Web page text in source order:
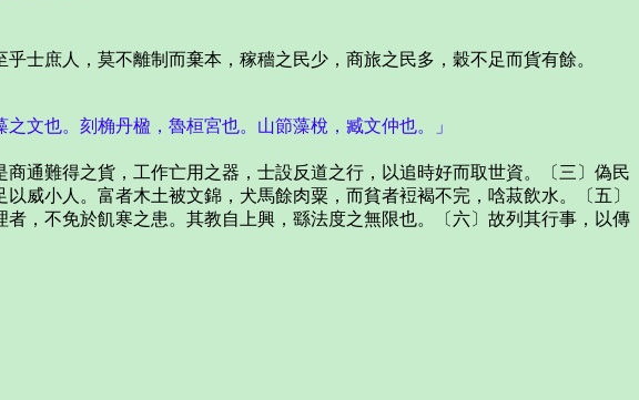
庶人，莫不離制而棄本，稼穡之民少，商旅之民多，穀不足而貨有餘。
也。刻桷丹楹，魯桓宮也。山節藻梲，臧文仲也。」
難得之貨，工作亡用之器，士設反道之行，以追時好而取世資。〔三〕偽民
威小人。富者木土被文錦，犬馬餘肉粟，而貧者裋褐不完，唅菽飲水。〔五〕
，不免於飢寒之患。其教自上興，繇法度之無限也。〔六〕故列其行事，以傳